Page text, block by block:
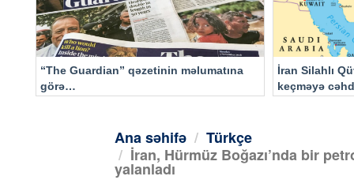
“The Guardian” qəzetinin məlumatına
görə…
İran Silahlı
keçməyə
Ana səhifə
Türkçe
İran, Hürmüz Boğazı’nda bir
yalanladı